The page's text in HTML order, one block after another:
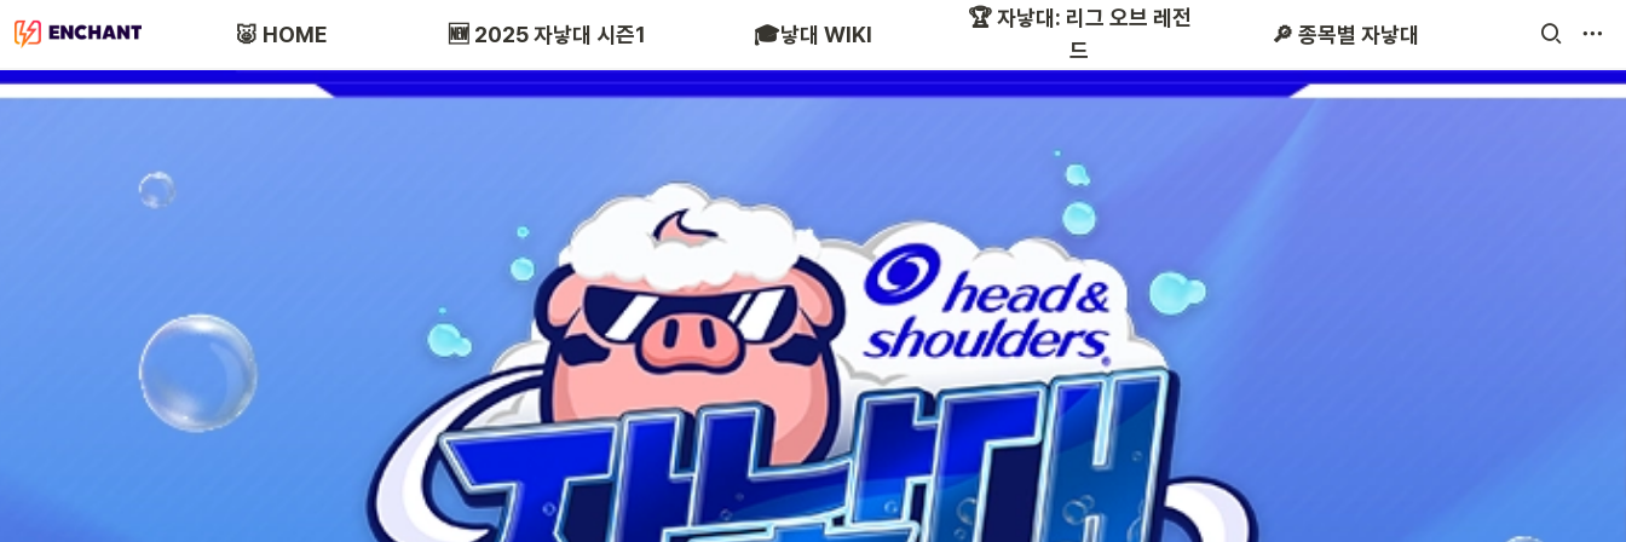
🐷 HOME 🆕 2025 자낳대 시즌1 🎓낳대 WIKI
🏆 자낳대: 리그 오브 레전
드
🔎 종목별 자낳대
참여 인플루언서 2022 시즌2 스타크래프트